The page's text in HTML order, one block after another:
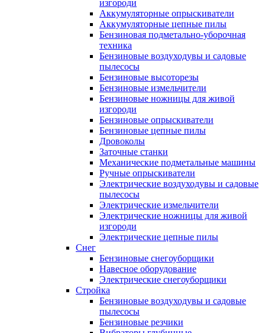
изгороди
Аккумуляторные опрыскиватели
Аккумуляторные цепные пилы
Бензиновая подметально-уборочная
техника
Бензиновые воздуходувы и садовые
пылесосы
Бензиновые высоторезы
Бензиновые измельчители
Бензиновые ножницы для живой
изгороди
Бензиновые опрыскиватели
Бензиновые цепные пилы
Дровоколы
Заточные станки
Механические подметальные машины
Ручные опрыскиватели
Электрические воздуходувы и садовые
пылесосы
Электрические измельчители
Электрические ножницы для живой
изгороди
Электрические цепные пилы
Снег
Бензиновые снегоуборщики
Навесное оборудование
Электрические снегоуборщики
Стройка
Бензиновые воздуходувы и садовые
пылесосы
Бензиновые резчики